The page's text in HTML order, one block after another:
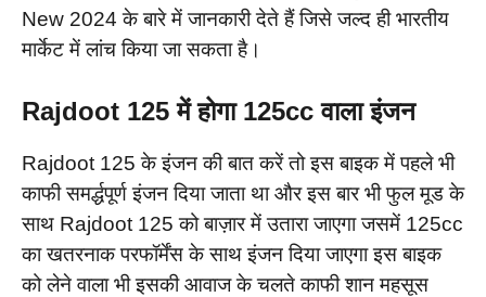
New 2024 के बारे में जानकारी देते हैं जिसे जल्द ही भारतीय
मार्केट में लांच किया जा सकता है।
Rajdoot 125 में होगा 125cc वाला इंजन
Rajdoot 125 के इंजन की बात करें तो इस बाइक में पहले भी
काफी समर्द्धपूर्ण इंजन दिया जाता था और इस बार भी फुल मूड के
साथ Rajdoot 125 को बाज़ार में उतारा जाएगा जसमें 125cc
का खतरनाक परफॉर्मेंस के साथ इंजन दिया जाएगा इस बाइक
को लेने वाला भी इसकी आवाज के चलते काफी शान महसूस